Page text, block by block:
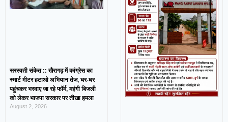
सरस्वती संकेत :: खैरागढ़ में कांग्रेस का
स्मार्ट मीटर हटाओ अभियान तेज, घर-घर
पहुंचकर भरवाए जा रहे फॉर्म, महंगी बिजली
को लेकर भाजपा सरकार पर तीखा हमला
August 2, 2026